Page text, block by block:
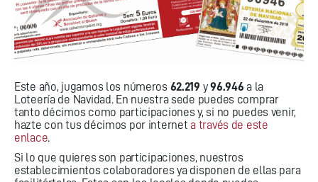
Este año, jugamos los números 62.219 y96.946a la
Loteería de Navidad. En nuestra sede puedes comprar
tanto décimos como participaciones y, si no puedes venir,
hazte con tus décimos por interneta través de este
enlace.
Si lo que quieres son participaciones, nuestros
establecimientos colaboradores ya disponen de ellas para